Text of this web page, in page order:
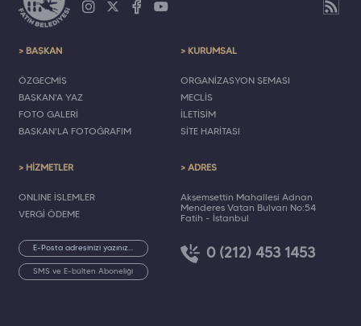
> BAŞKAN
ÖZGEÇMİŞ
BAŞKAN'A YAZ
FOTO GALERİ
BAŞKAN'LA FOTOĞRAFIM
> KURUMSAL
ORGANİZASYON ŞEMASI
MECLİS
İLETİŞİM
SİTE HARİTASI
> HİZMETLER
ONLINE İŞLEMLER
VERGİ ÖDEME
SMS ve E-bülten Aboneliği
> ADRES
Akşemsettin Mahallesi Adnan
Menderes Vatan Bulvarı No:54
Fatih - İstanbul
0 (212) 453 1453